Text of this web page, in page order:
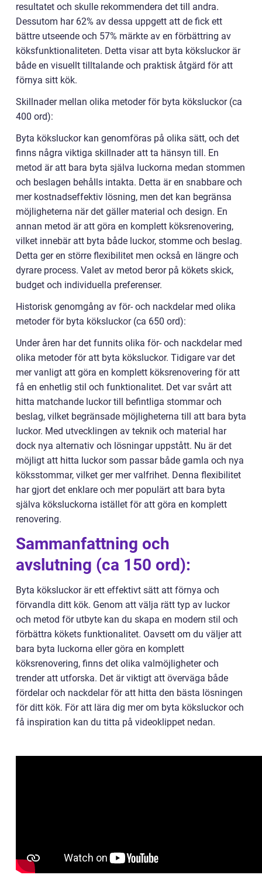
resultatet och skulle rekommendera det till andra.
Dessutom har 62% av dessa uppgett att de fick ett
bättre utseende och 57% märkte av en förbättring av
köksfunktionaliteten. Detta visar att byta köksluckor är
både en visuellt tilltalande och praktisk åtgärd för att
förnya sitt kök.
Skillnader mellan olika metoder för byta köksluckor (ca
400 ord):
Byta köksluckor kan genomföras på olika sätt, och det
finns några viktiga skillnader att ta hänsyn till. En
metod är att bara byta själva luckorna medan stommen
och beslagen behålls intakta. Detta är en snabbare och
mer kostnadseffektiv lösning, men det kan begränsa
möjligheterna när det gäller material och design. En
annan metod är att göra en komplett köksrenovering,
vilket innebär att byta både luckor, stomme och beslag.
Detta ger en större flexibilitet men också en längre och
dyrare process. Valet av metod beror på kökets skick,
budget och individuella preferenser.
Historisk genomgång av för- och nackdelar med olika
metoder för byta köksluckor (ca 650 ord):
Under åren har det funnits olika för- och nackdelar med
olika metoder för att byta köksluckor. Tidigare var det
mer vanligt att göra en komplett köksrenovering för att
få en enhetlig stil och funktionalitet. Det var svårt att
hitta matchande luckor till befintliga stommar och
beslag, vilket begränsade möjligheterna till att bara byta
luckor. Med utvecklingen av teknik och material har
dock nya alternativ och lösningar uppstått. Nu är det
möjligt att hitta luckor som passar både gamla och nya
köksstommar, vilket ger mer valfrihet. Denna flexibilitet
har gjort det enklare och mer populärt att bara byta
själva köksluckorna istället för att göra en komplett
renovering.
Sammanfattning och
avslutning (ca 150 ord):
Byta köksluckor är ett effektivt sätt att förnya och
förvandla ditt kök. Genom att välja rätt typ av luckor
och metod för utbyte kan du skapa en modern stil och
förbättra kökets funktionalitet. Oavsett om du väljer att
bara byta luckorna eller göra en komplett
köksrenovering, finns det olika valmöjligheter och
trender att utforska. Det är viktigt att överväga både
fördelar och nackdelar för att hitta den bästa lösningen
för ditt kök. För att lära dig mer om byta köksluckor och
få inspiration kan du titta på videoklippet nedan.